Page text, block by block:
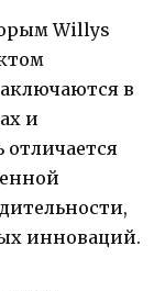
Willys
в
и
отличается
инноваций.